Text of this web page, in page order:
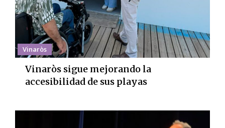
Vinaròs
Vinaròs sigue mejorando la
accesibilidad de sus playas